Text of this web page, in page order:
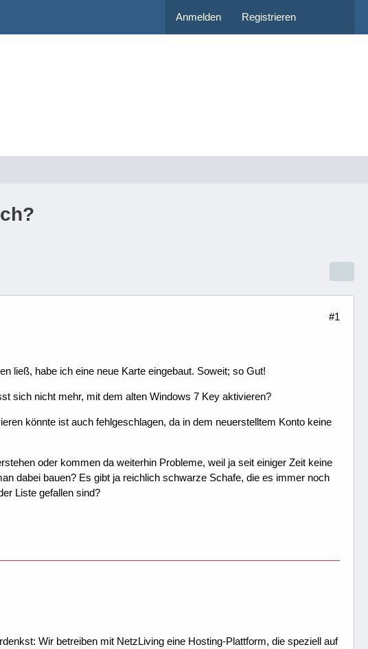
Anmelden Registrieren
#1
ließ, habe ich eine neue Karte eingebaut. Soweit; so Gut!
sich nicht mehr, mit dem alten Windows 7 Key aktivieren?
könnte ist auch fehlgeschlagen, da in dem neuerstelltem Konto keine
oder kommen da weiterhin Probleme, weil ja seit einiger Zeit keine
dabei bauen? Es gibt ja reichlich schwarze Schafe, die es immer noch
Liste gefallen sind?
Wir betreiben mit NetzLiving eine Hosting-Plattform, die speziell auf